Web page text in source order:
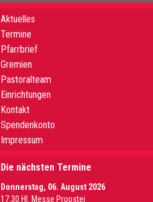
Aktuelles
Termine
Pfarrbrief
Gremien
Pastoralteam
Einrichtungen
Kontakt
Spendenkonto
Impressum
Die nächsten Termine
Donnerstag, 06. August 2026
17.30 Hl. Messe Propstei